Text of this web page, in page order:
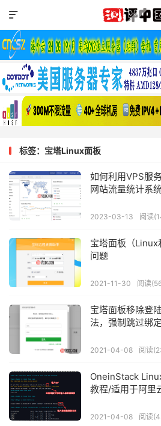

标签：宝塔Linux面板
如何利用VPS服
网站流量统计系
2023-03-13 阅读
宝塔面板（
问题
2021-11-30 阅读
宝塔面板移除登
法，强制跳过绑
2021-04-08 阅读
OneinStack
教程/适用于阿里
2021-04-08 阅读